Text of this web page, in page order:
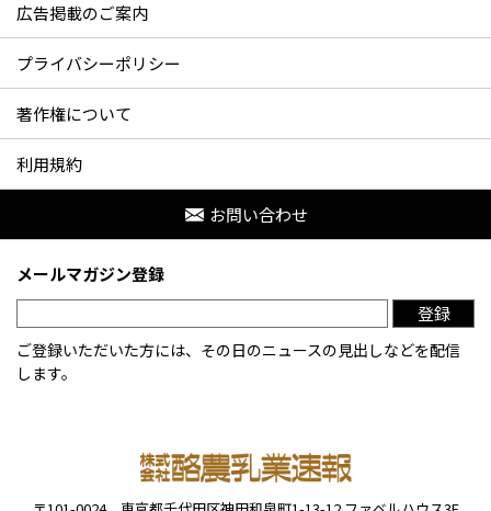
広告掲載のご案内
プライバシーポリシー
著作権について
利用規約
お問い合わせ
メールマガジン登録
登録
ご登録いただいた方には、その日のニュースの見出しなどを配信
します。